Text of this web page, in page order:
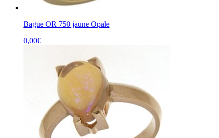
Bague OR 750 jaune Opale
0,00€